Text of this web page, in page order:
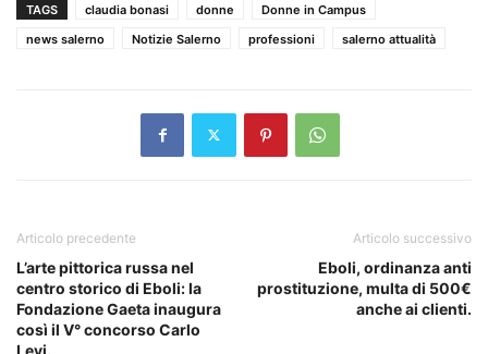
TAGS claudia bonasi donne
Donne in Campus
news salerno
Notizie Salerno professioni salerno attualità
Articolo precedente
L’arte pittorica russa nel
centro storico di Eboli: la
Fondazione Gaeta inaugura
così il V° concorso Carlo
Levi.
Articolo successivo
Eboli, ordinanza anti
prostituzione, multa di 500€
anche ai clienti.